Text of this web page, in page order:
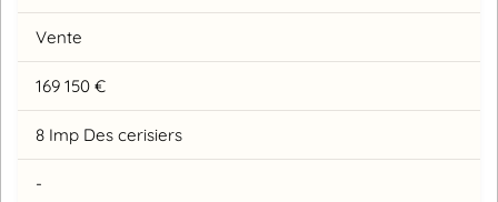
Vente
169 150 €
8 Imp Des cerisiers
-